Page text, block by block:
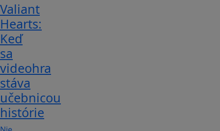
Valiant
Hearts:
Keď
sa
videohra
stáva
učebnicou
histórie